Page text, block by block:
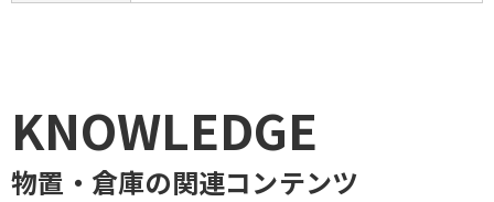
KNOWLEDGE
物置・倉庫の関連コンテンツ